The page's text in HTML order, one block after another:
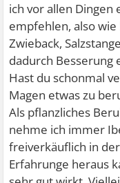
ich vor allen
empfehlen, also
Zwieback,
dadurch Besserung
Hast du schonmal
Magen etwas zu
Als pflanzliches
nehme ich immer
freiverkäuflich in
Erfahrunge heraus